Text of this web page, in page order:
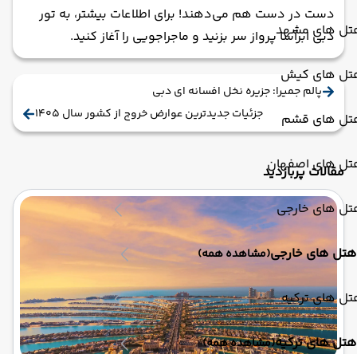
های مشهد
های کیش
های قشم
های اصفهان
های خارجی
هتل های خارجی(مشاهده همه)
های ترکیه
هتل های ترکیه(مشاهده همه)
دست در دست هم می‌دهند! برای اطلاعات بیشتر، به تور
دبی ابرآسا پرواز سر بزنید و ماجراجویی را آغاز کنید.
پالم جمیرا: جزیره نخل افسانه ای دبی
جزئیات جدیدترین عوارض خروج از کشور سال 1405
مقالات پربازدید